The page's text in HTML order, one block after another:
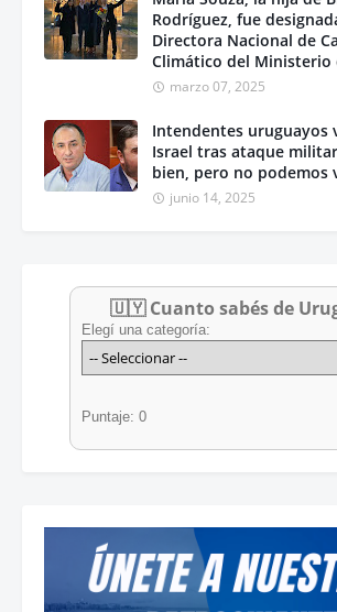
Rodríguez, fue
Directora Nacional de
Climático del Ministerio
marzo 07, 2025
Intendentes uruguayos
Israel tras ataque
bien, pero no podemos
junio 14, 2025
🇺🇾 Cuanto sabés de
Elegí una categoría:
Puntaje: 0